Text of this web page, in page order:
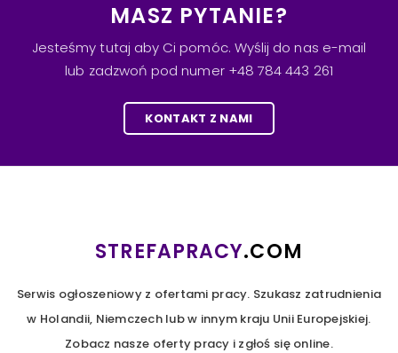
MASZ PYTANIE?
Jesteśmy tutaj aby Ci pomóc. Wyślij do nas e-mail
lub zadzwoń pod numer +48 784 443 261
KONTAKT Z NAMI
STREFAPRACY.COM
Serwis ogłoszeniowy z ofertami pracy. Szukasz zatrudnienia
w Holandii, Niemczech lub w innym kraju Unii Europejskiej.
Zobacz nasze oferty pracy i zgłoś się online.